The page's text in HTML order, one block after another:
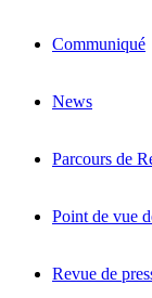
Communiqué
News
Parcours de
Point de vue
Revue de